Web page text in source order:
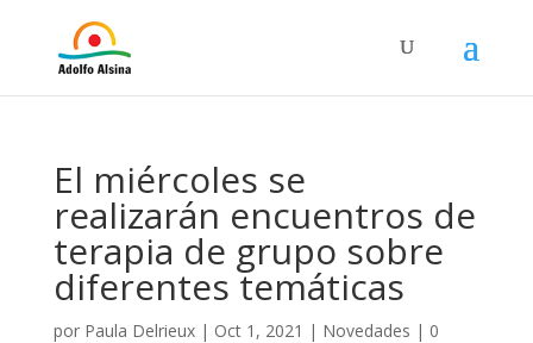
El miércoles se
realizarán encuentros de
terapia de grupo sobre
diferentes temáticas
por Paula Delrieux| Oct 1, 2021 | Novedades | 0